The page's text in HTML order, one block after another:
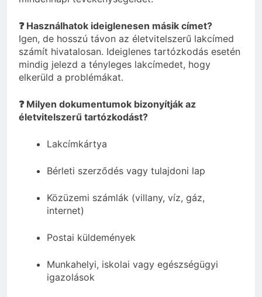
❓ Használhatok ideiglenesen másik címet?
Igen, de hosszú távon az életvitelszerű lakcímed
számít hivatalosan. Ideiglenes tartózkodás esetén
mindig jelezd a tényleges lakcímedet, hogy
elkerüld a problémákat.
❓ Milyen dokumentumok bizonyítják az
életvitelszerű tartózkodást?
Lakcímkártya
Bérleti szerződés vagy tulajdoni lap
Közüzemi számlák (villany, víz, gáz,
internet)
Postai küldemények
Munkahelyi, iskolai vagy egészségügyi
igazolások